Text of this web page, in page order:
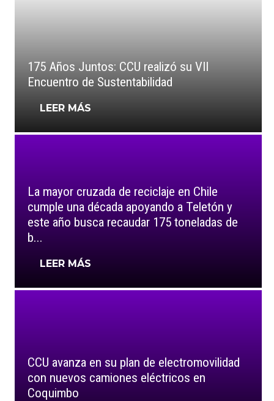
175 Años Juntos: CCU realizó su VII
Encuentro de Sustentabilidad
LEER MÁS
La mayor cruzada de reciclaje en Chile
cumple una década apoyando a Teletón y
este año busca recaudar 175 toneladas de
b...
LEER MÁS
CCU avanza en su plan de electromovilidad
con nuevos camiones eléctricos en
Coquimbo